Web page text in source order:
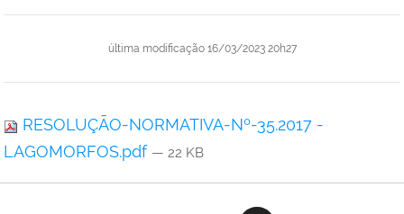
última modificação16/03/2023 20h27
RESOLUÇÃO-NORMATIVA-Nº-35.2017 -
LAGOMORFOS.pdf — 22 KB